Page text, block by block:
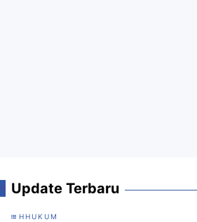
Update Terbaru
HHUKUM